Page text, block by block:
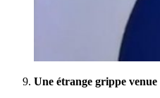
Une étrange grippe